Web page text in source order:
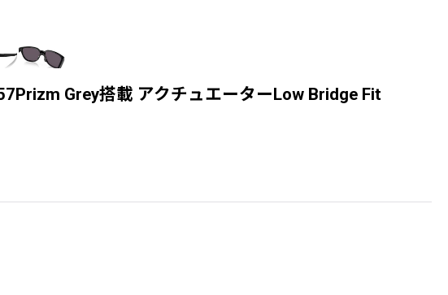
Grey搭載 アクチュエーターLow Bridge Fit